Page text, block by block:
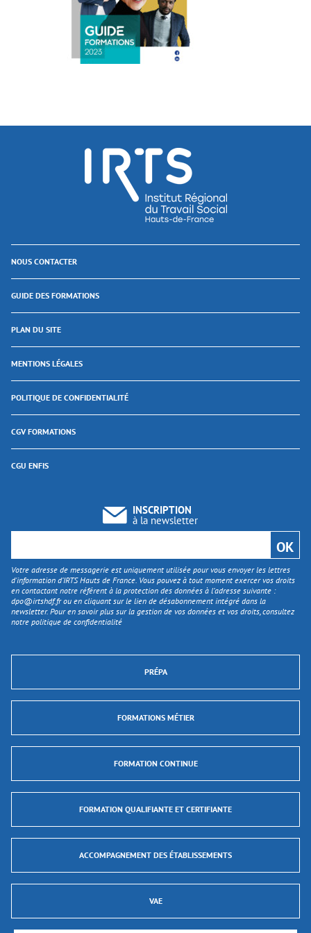
NOUS CONTACTER
GUIDE DES FORMATIONS
PLAN DU SITE
MENTIONS LÉGALES
POLITIQUE DE CONFIDENTIALITÉ
CGV FORMATIONS
CGU ENFIS
INSCRIPTION
à la newsletter
Votre adresse de messagerie est uniquement utilisée pour vous envoyer les lettres
d'information d’IRTS Hauts de France. Vous pouvez à tout moment exercer vos droits
en contactant notre référent à la protection des données à l’adresse suivante :
dpo@irtshdf.frou en cliquant sur le lien de désabonnement intégré dans la
newsletter. Pour en savoir plus sur la gestion de vos données et vos droits, consultez
notre politique de confidentialité
PRÉPA
FORMATIONS MÉTIER
FORMATION CONTINUE
FORMATION QUALIFIANTE ET CERTIFIANTE
ACCOMPAGNEMENT DES ÉTABLISSEMENTS
VAE